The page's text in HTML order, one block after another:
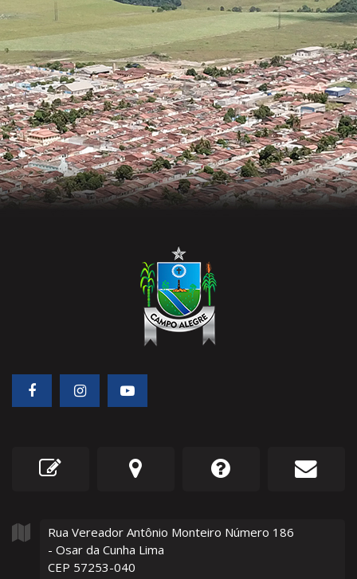
Rua Vereador Antônio Monteiro Número 186
- Osar da Cunha Lima
CEP 57253-040